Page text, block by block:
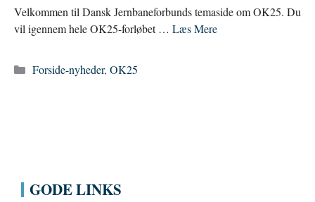
Velkommen til Dansk Jernbaneforbunds temaside om OK25. Du
vil igennem hele OK25-forløbet … Læs Mere
Kategorier
Forside-nyheder, OK25
GODE LINKS